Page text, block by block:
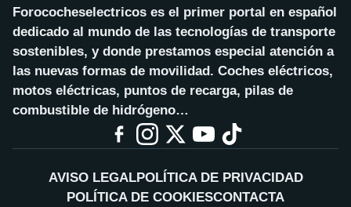
Forococheselectricos es el primer portal en español
dedicado al mundo de las tecnologías de transporte
sostenibles, y donde prestamos especial atención a
las nuevas formas de movilidad. Coches eléctricos,
motos eléctricas, puntos de recarga, pilas de
combustible de hidrógeno…
AVISO LEGALPOLÍTICA DE PRIVACIDAD
POLÍTICA DE COOKIESCONTACTA